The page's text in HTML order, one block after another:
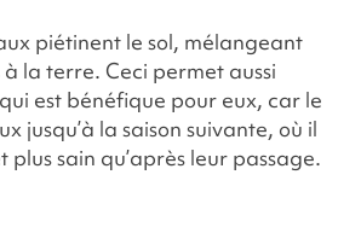
piétinent le sol, mélangeant
la terre. Ceci permet aussi
est bénéfique pour eux, car le
jusqu’à la saison suivante, où il
plus sain qu’après leur passage.